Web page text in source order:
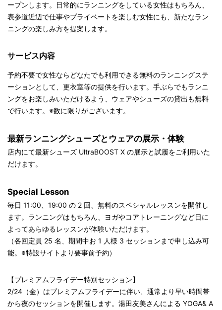
ープンします。日常的にランニングをしている女性はもちろん、
表参道近辺で仕事やプライベートを楽しむ女性にも、新たなラン
ニングの楽しみ方を提案します。
サービス内容
予約不要で女性ならどなたでも利用できる無料のランニングステ
ーションとして、更衣室等の提供を行います。手ぶらでもランニ
ングをお楽しみいただけるよう、ウェアやシューズの貸出も無料
で行います。※数に限りがございます。
最新ランニングシューズとウェアの展示・体験
店内にて最新シューズ UltraBOOST X の展示と試履をご利用いた
だけます。
Special Lesson
毎日 11:00、19:00 の 2 回、無料のスペシャルレッスンを開催し
ます。ランニングはもちろん、ヨガやコアトレーニングなど日に
よってあらゆるレッスンが体験いただけます。
（各回定員 25 名、期間中お 1 人様 3 セッションまで申し込み可
能。※特設サイトより要事前予約）
【プレミアムフライデー特別セッション】
2/24（金）はプレミアムフライデーに伴い、通常より早い時間帯
から夜のセッションを開催します。湯田友美さんによる YOGA& A